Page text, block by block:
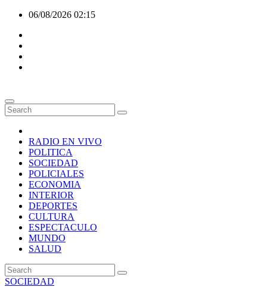
Skip
content
06/08/2026 02:15
RADIO EN VIVO
POLITICA
SOCIEDAD
POLICIALES
ECONOMIA
INTERIOR
DEPORTES
CULTURA
ESPECTACULO
MUNDO
SALUD
SOCIEDAD